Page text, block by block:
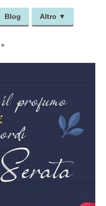
Blog Altro ▼
»